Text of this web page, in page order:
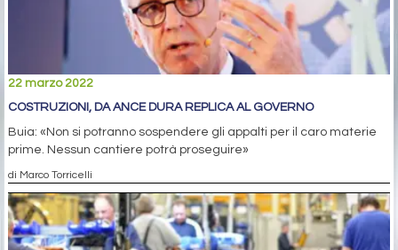
22 marzo 2022
COSTRUZIONI, DA ANCE DURA REPLICA AL GOVERNO
Buia: «Non si potranno sospendere gli appalti per il caro materie
prime. Nessun cantiere potrà proseguire»
di Marco Torricelli